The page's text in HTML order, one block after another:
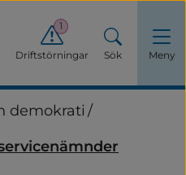
Driftstörningar
1
Sök Meny
demokrati/